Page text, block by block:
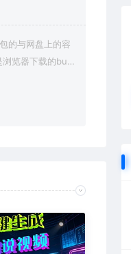
的与网盘上的容
览器下载的bu